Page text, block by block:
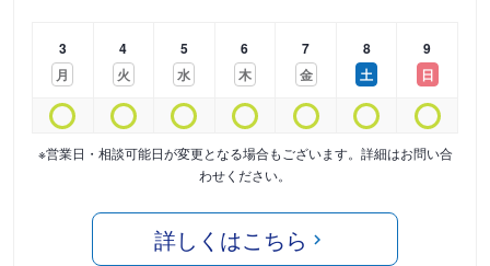
3
月
4
火
5
水
6
木
7
金
8
土
9
日
※営業日・相談可能日が変更となる場合もございます。詳細はお問い合
わせください。
詳しくはこちら